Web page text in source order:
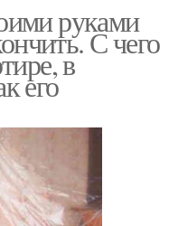
руками
С чего
в
его